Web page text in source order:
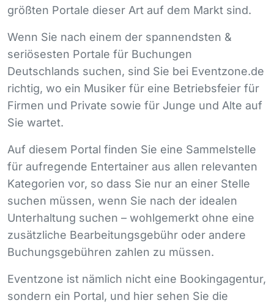
größten Portale dieser Art auf dem Markt sind.
Wenn Sie nach einem der spannendsten &
seriösesten Portale für Buchungen
Deutschlands suchen, sind Sie bei Eventzone.de
richtig, wo ein Musiker für eine Betriebsfeier für
Firmen und Private sowie für Junge und Alte auf
Sie wartet.
Auf diesem Portal finden Sie eine Sammelstelle
für aufregende Entertainer aus allen relevanten
Kategorien vor, so dass Sie nur an einer Stelle
suchen müssen, wenn Sie nach der idealen
Unterhaltung suchen – wohlgemerkt ohne eine
zusätzliche Bearbeitungsgebühr oder andere
Buchungsgebühren zahlen zu müssen.
Eventzone ist nämlich nicht eine Bookingagentur,
sondern ein Portal, und hier sehen Sie die